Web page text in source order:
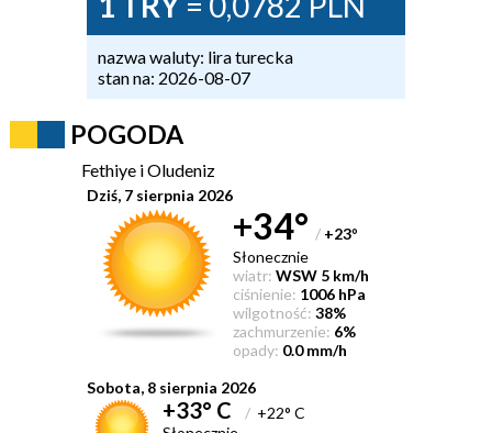
nazwa waluty: lira turecka
stan na: 2026-08-07
POGODA
Fethiye i Oludeniz
Dziś, 7 sierpnia 2026
+34° / +23°
Słonecznie
wiatr: WSW 5 km/h
ciśnienie: 1006 hPa
wilgotność: 38%
zachmurzenie: 6%
opady: 0.0 mm/h
Sobota, 8 sierpnia 2026
+33° C /+22° C